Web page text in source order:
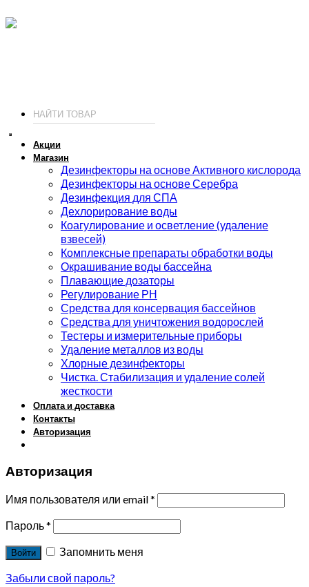
Акции
Магазин
Дезинфекторы на основе Активного кислорода
Дезинфекторы на основе Серебра
Дезинфекция для СПА
Дехлорирование воды
Коагулирование и осветление (удаление
взвесей)
Комплексные препараты обработки воды
Окрашивание воды бассейна
Плавающие дозаторы
Регулирование РН
Средства для консервация бассейнов
Средства для уничтожения водорослей
Тестеры и измерительные приборы
Удаление металлов из воды
Хлорные дезинфекторы
Чистка. Стабилизация и удаление солей
жесткости
Оплата и доставка
Контакты
Авторизация
Авторизация
Имя пользователя или email*
Пароль*
Войти
Запомнить меня
Забыли свой пароль?